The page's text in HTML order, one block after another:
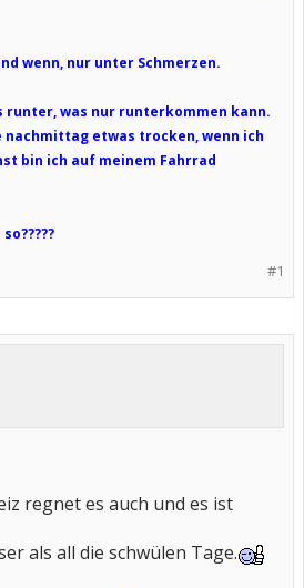
wenn, nur unter Schmerzen.
runter, was nur runterkommen kann.
etwas trocken, wenn ich
bin ich auf meinem Fahrrad
#1
regnet es auch und es ist
als all die schwülen Tage.